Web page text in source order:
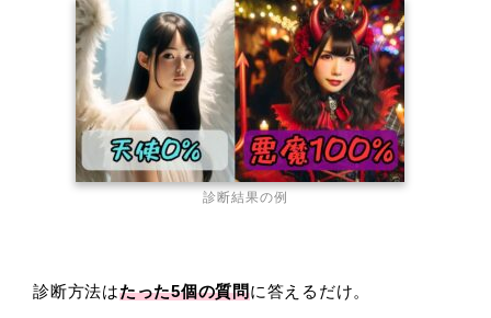
診断結果の例
診断方法はたった5個の質問に答えるだけ。